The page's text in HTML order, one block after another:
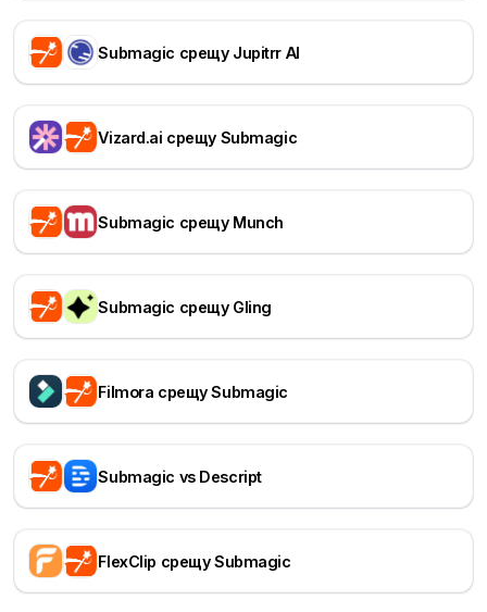
Submagic срещу Jupitrr AI
Vizard.ai срещу Submagic
Submagic срещу Munch
Submagic срещу Gling
Filmora срещу Submagic
Submagic vs Descript
FlexClip срещу Submagic